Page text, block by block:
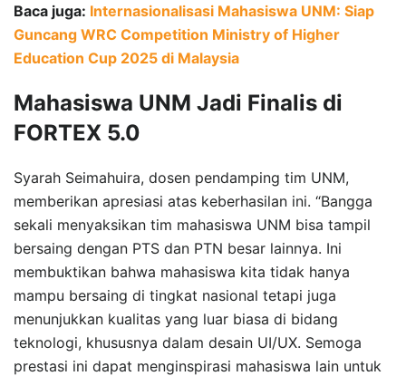
Baca juga: Internasionalisasi Mahasiswa UNM: Siap
Guncang WRC Competition Ministry of Higher
Education Cup 2025 di Malaysia
Mahasiswa UNM Jadi Finalis di
FORTEX 5.0
Syarah Seimahuira, dosen pendamping tim UNM,
memberikan apresiasi atas keberhasilan ini. “Bangga
sekali menyaksikan tim mahasiswa UNM bisa tampil
bersaing dengan PTS dan PTN besar lainnya. Ini
membuktikan bahwa mahasiswa kita tidak hanya
mampu bersaing di tingkat nasional tetapi juga
menunjukkan kualitas yang luar biasa di bidang
teknologi, khususnya dalam desain UI/UX. Semoga
prestasi ini dapat menginspirasi mahasiswa lain untuk